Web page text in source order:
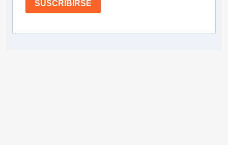
SUSCRIBIRSE